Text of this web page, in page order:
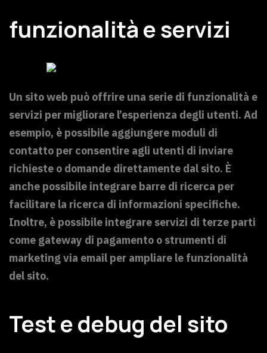
funzionalità e servizi
Un sito web può offrire una serie di funzionalità e
servizi per migliorare l’esperienza degli utenti. Ad
esempio, è possibile aggiungere moduli di
contatto per consentire agli utenti di inviare
richieste o domande direttamente dal sito. È
anche possibile integrare barre di ricerca per
facilitare la ricerca di informazioni specifiche.
Inoltre, è possibile integrare servizi di terze parti
come gateway di pagamento o strumenti di
marketing via email per ampliare le funzionalità
del sito.
Test e debug del sito